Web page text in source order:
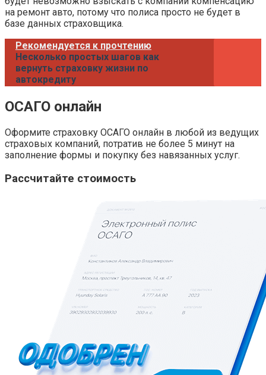
на ремонт авто, потому что полиса просто не будет в
базе данных страховщика.
Рекомендуется к прочтению
Несколько простых шагов как
вернуть страховку жизни по
автокредиту
ОСАГО онлайн
Оформите страховку ОСАГО онлайн в любой из ведущих
страховых компаний, потратив не более 5 минут на
заполнение формы и покупку без навязанных услуг.
Рассчитайте стоимость